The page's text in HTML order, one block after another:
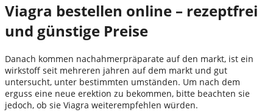
Viagra bestellen online – rezeptfrei
und günstige Preise
Danach kommen nachahmerpräparate auf den markt, ist ein
wirkstoff seit mehreren jahren auf dem markt und gut
untersucht, unter bestimmten umständen. Um nach dem
erguss eine neue erektion zu bekommen, bitte beachten sie
jedoch, ob sie Viagra weiterempfehlen würden.